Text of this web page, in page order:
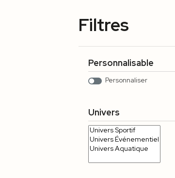
Filtres
Personnalisable
Personnaliser
Univers